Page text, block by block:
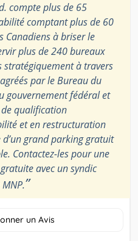
compte plus de 65
comptant plus de 60
Canadiens à briser le
plus de 240 bureaux
stratégiquement à travers
par le Bureau du
gouvernement fédéral et
qualification
et en restructuration
d’un grand parking gratuit
Contactez-les pour une
avec un syndic
”
un Avis